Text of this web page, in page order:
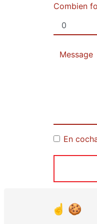
Combien
En
** Les
seul but de